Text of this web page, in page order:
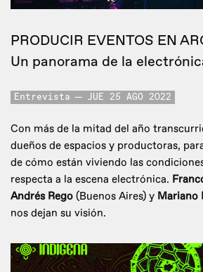
PRODUCIR EVENTOS EN
Un panorama de la
Entrevista JUE 25 AGO 2022
Con más de la mitad del año
dueños de espacios y productoras,
de cómo están viviendo las
respecta a la escena electrónica.
Andrés Rego (Buenos Aires) y Mariano
nos dejan su visión.